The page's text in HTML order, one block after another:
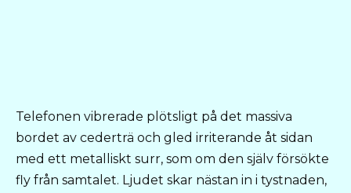
Telefonen vibrerade plötsligt på det massiva
bordet av cederträ och gled irriterande åt sidan
med ett metalliskt surr, som om den själv försökte
fly från samtalet. Ljudet skar nästan in i tystnaden,